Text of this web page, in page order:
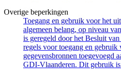
Overige beperkingen
Toegang en gebruik voor het
algemeen belang, op niveau
is geregeld door het Besluit
regels voor toegang en gebruik
gegevensbronnen toegevoegd
GDI-Vlaanderen. Dit gebruik is